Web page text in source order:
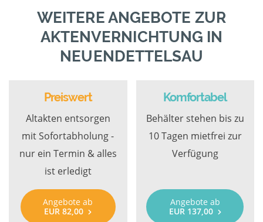
WEITERE ANGEBOTE ZUR
AKTENVERNICHTUNG IN
NEUENDETTELSAU
Preiswert
Altakten entsorgen
mit Sofortabholung -
nur ein Termin & alles
ist erledigt
Angebote ab
EUR 82,00
Komfortabel
Behälter stehen bis zu
10 Tagen mietfrei zur
Verfügung
Angebote ab
EUR 137,00